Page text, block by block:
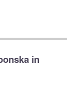
in